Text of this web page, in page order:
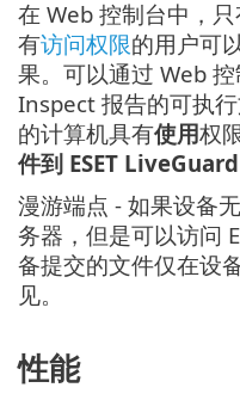
在 Web 控制台中，
有访问权限的用户可
果。可以通过 Web 控
Inspect 报告的可执
的计算机具有使用权
件到 ESET LiveGuard
漫游端点 - 如果设备无
务器，但是可以访问
备提交的文件仅在设
见。
性能